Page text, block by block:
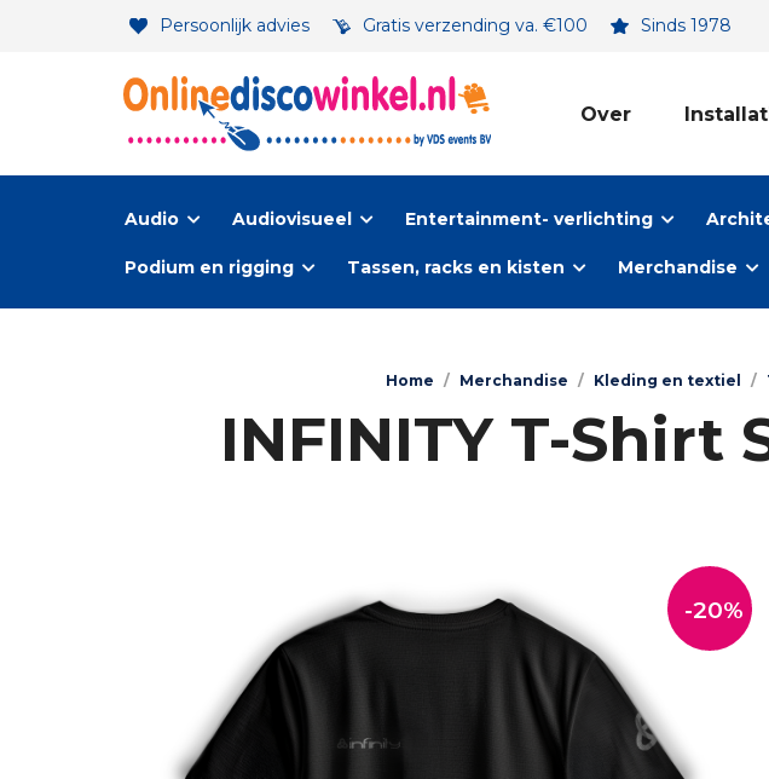
Persoonlijk advies Gratis verzending va. €100 Sinds 1978
Over
Audio Audiovisueel Entertainment- verlichting
Podium en rigging Tassen, racks en kisten Merchandise
Home / Merchandise / Kleding en textiel /
INFINITY T-Shirt
-20%